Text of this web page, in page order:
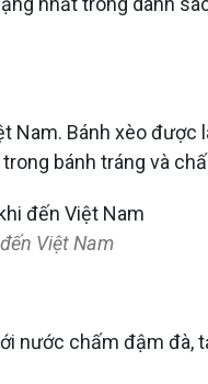
Nam. Bánh xèo
bánh tráng và
Việt Nam
nước chấm đậm